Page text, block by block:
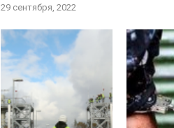
29 сентября, 2022